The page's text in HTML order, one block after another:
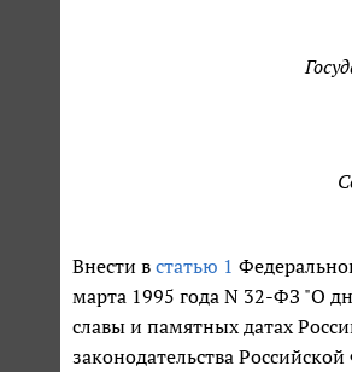
Внести в статью 1
марта 1995 года N 32-ФЗ "О
славы и памятных датах
законодательства